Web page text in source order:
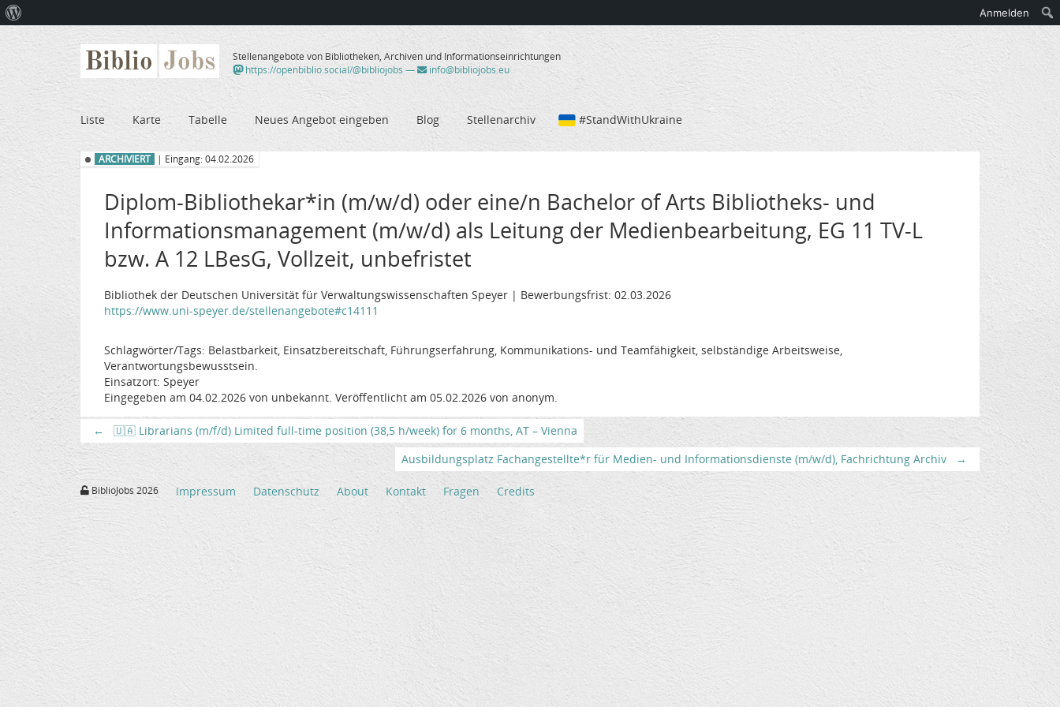
Biblio Jobs
Stellenangebote von Bibliotheken, Archiven und Informationseinrichtungen
https://openbiblio.social/@bibliojobs — info@bibliojobs.eu
Liste Karte Tabelle Neues Angebot eingeben Blog Stellenarchiv #StandWithUkraine
ARCHIVIERT | Eingang: 04.02.2026
Diplom-Bibliothekar*in (m/w/d) oder eine/n Bachelor of Arts Bibliotheks- und
Informationsmanagement (m/w/d) als Leitung der Medienbearbeitung, EG 11 TV-L
bzw. A 12 LBesG, Vollzeit, unbefristet
Bibliothek der Deutschen Universität für Verwaltungswissenschaften Speyer | Bewerbungsfrist: 02.03.2026
https://www.uni-speyer.de/stellenangebote#c14111
Schlagwörter/Tags: Belastbarkeit, Einsatzbereitschaft, Führungserfahrung, Kommunikations- und Teamfähigkeit, selbständige Arbeitsweise,
Verantwortungsbewusstsein.
Einsatzort: Speyer
Eingegeben am 04.02.2026 von unbekannt. Veröffentlicht am 05.02.2026 von anonym.
←
🇺🇦 Librarians (m/f/d) Limited full-time position (38,5 h/week) for 6 months, AT – Vienna
Ausbildungsplatz Fachangestellte*r für Medien- und Informationsdienste (m/w/d), Fachrichtung Archiv
→
BiblioJobs 2026 Impressum Datenschutz About Kontakt Fragen Credits
WordPress
Anmelden